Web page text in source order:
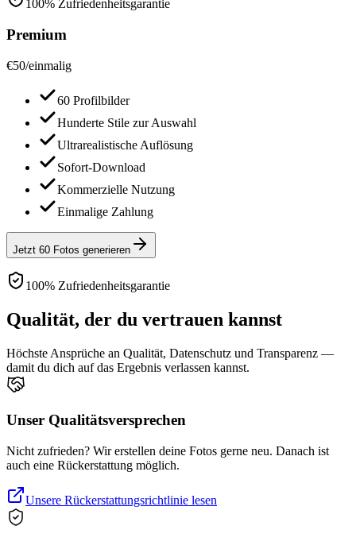
100% Zufriedenheitsgarantie
Premium
€50/einmalig
60 Profilbilder
Hunderte Stile zur Auswahl
Ultrarealistische Auflösung
Sofort-Download
Kommerzielle Nutzung
Einmalige Zahlung
Jetzt 60 Fotos generieren
100% Zufriedenheitsgarantie
Qualität, der du vertrauen kannst
Höchste Ansprüche an Qualität, Datenschutz und Transparenz —
damit du dich auf das Ergebnis verlassen kannst.
Unser Qualitätsversprechen
Nicht zufrieden? Wir erstellen deine Fotos gerne neu. Danach ist
auch eine Rückerstattung möglich.
Unsere Rückerstattungsrichtlinie lesen